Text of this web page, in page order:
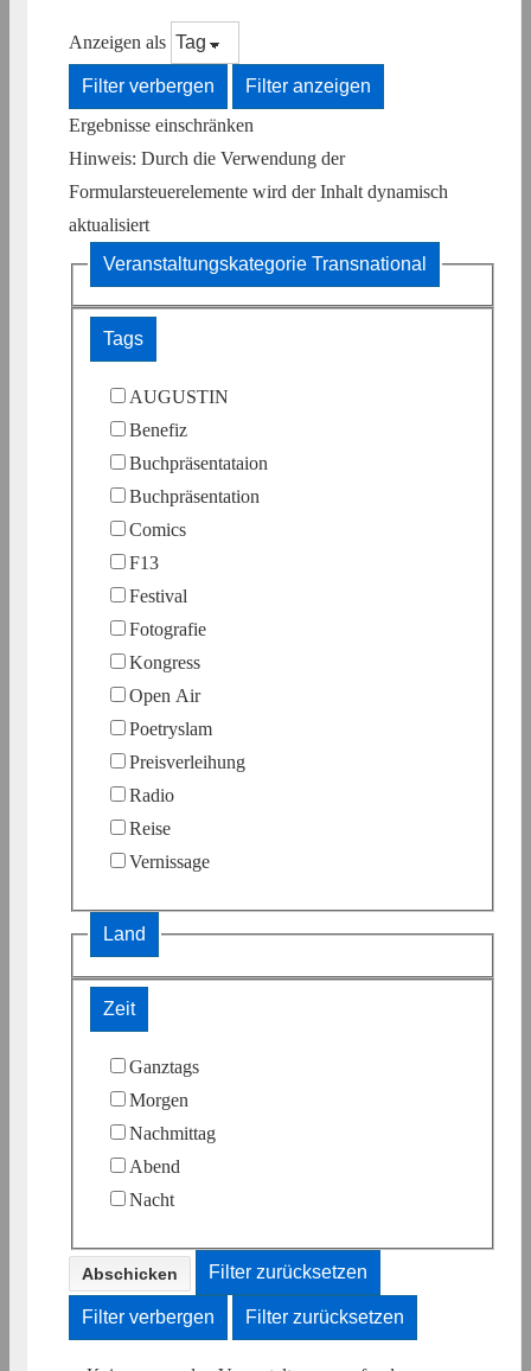
Anzeigen als
Filter verbergen
Filter anzeigen
Ergebnisse einschränken
Hinweis: Durch die Verwendung der
Formularsteuerelemente wird der Inhalt dynamisch
aktualisiert
Veranstaltungskategorie Transnational
Tags
AUGUSTIN
Benefiz
Buchpräsentataion
Buchpräsentation
Comics
F13
Festival
Fotografie
Kongress
Open Air
Poetryslam
Preisverleihung
Radio
Reise
Vernissage
Land
Zeit
Ganztags
Morgen
Nachmittag
Abend
Nacht
Filter zurücksetzen
Filter verbergen Filter zurücksetzen